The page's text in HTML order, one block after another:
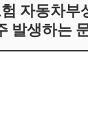
자동차부
발생하는